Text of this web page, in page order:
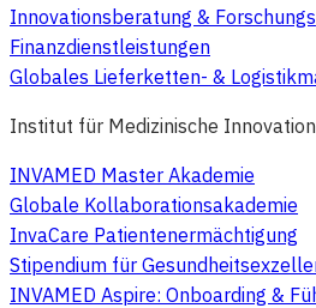
Innovationsberatung &
Finanzdienstleistungen
Globales Lieferketten- &
Institut für Medizinische Innovation
INVAMED Master Akademie
Globale Kollaborationsakademie
InvaCare Patientenermächtigung
Stipendium für
INVAMED Aspire: Onboarding &